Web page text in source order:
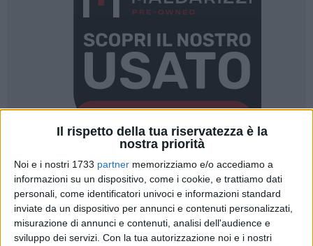
Il rispetto della tua riservatezza è la
nostra priorità
Noi e i nostri 1733 partner memorizziamo e/o accediamo a
informazioni su un dispositivo, come i cookie, e trattiamo dati
personali, come identificatori univoci e informazioni standard
inviate da un dispositivo per annunci e contenuti personalizzati,
misurazione di annunci e contenuti, analisi dell'audience e
sviluppo dei servizi. Con la tua autorizzazione noi e i nostri
5
"Ioleggoperchè" è un'iniziativa nazionale dedicata alla